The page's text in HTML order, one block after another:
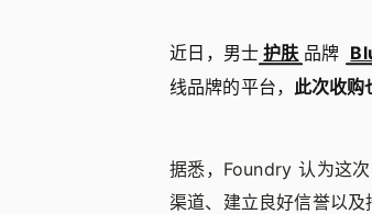
近日，男士 护肤 品牌
线品牌的平台， 此次收购
据悉，Foundry 认为这
渠道、建立良好信誉以